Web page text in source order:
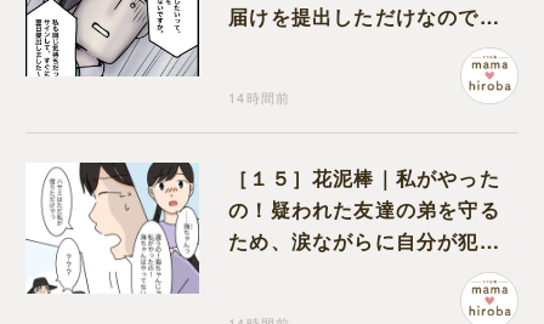
届けを提出しただけなので、
14時間前
［１５］花泥棒｜私がやった
の！疑われた友達の弟を守る
ため、涙ながらに自分が犯人